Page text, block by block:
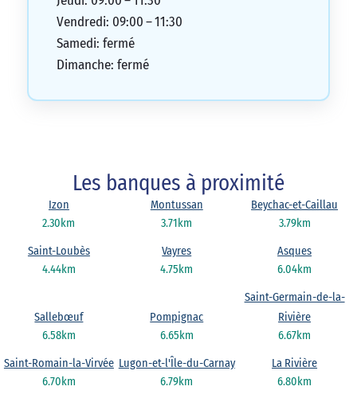
Vendredi: 09:00 – 11:30
Samedi: fermé
Dimanche: fermé
Les banques à proximité
2.30km
Izon
3.71km
Montussan
3.79km
Beychac-et-Caillau
4.44km
Saint-Loubès
4.75km
Vayres
6.04km
Asques
6.58km
Sallebœuf
6.65km
Pompignac
6.67km
Saint-Germain-de-la-
Rivière
6.70km
Saint-Romain-la-Virvée
6.79km
Lugon-et-l'Île-du-Carnay
6.80km
La Rivière